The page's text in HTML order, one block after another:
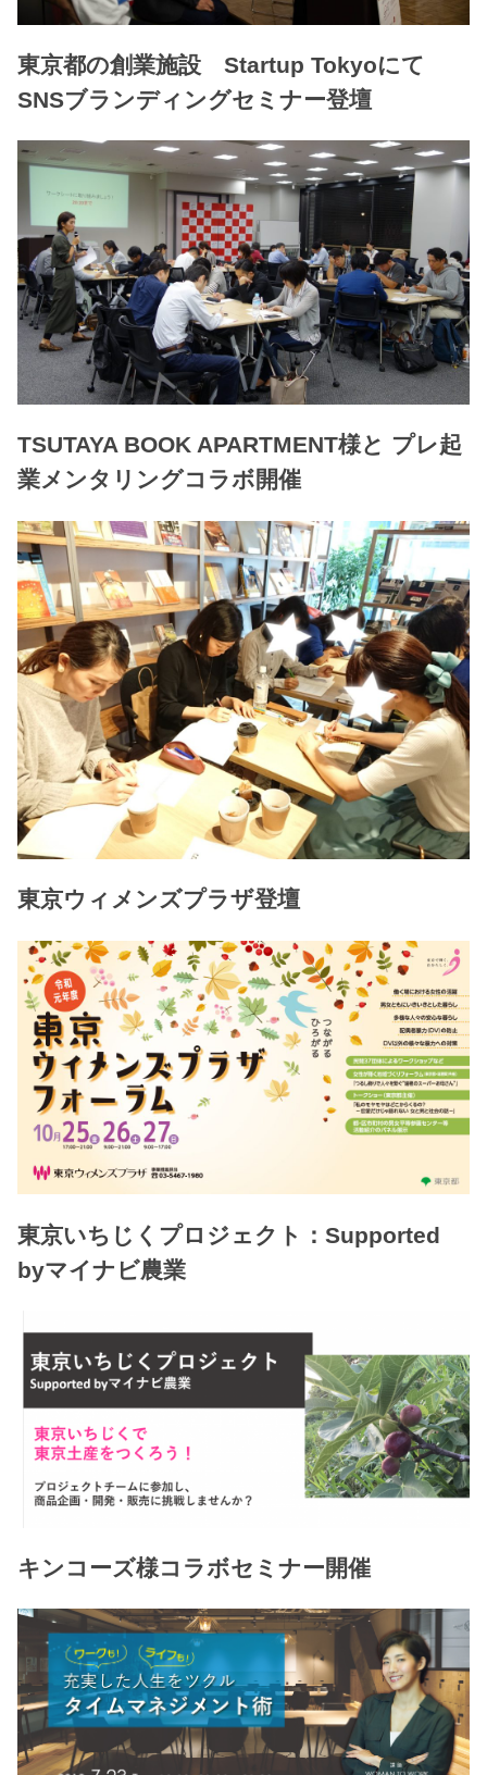
東京都の創業施設 Startup Tokyoにて
SNSブランディングセミナー登壇
TSUTAYA BOOK APARTMENT様と プレ起
業メンタリングコラボ開催
東京ウィメンズプラザ登壇
東京いちじくプロジェクト：Supported
byマイナビ農業
キンコーズ様コラボセミナー開催